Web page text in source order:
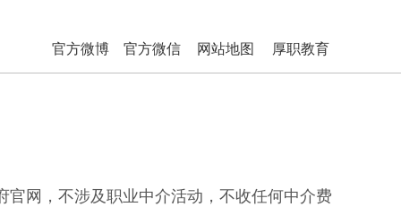
官方微博 官方微信 网站地图 厚职教育
官网，不涉及职业中介活动，不收任何中介费